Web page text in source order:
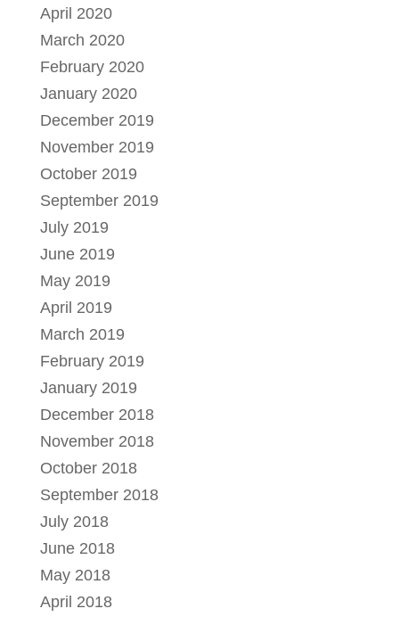
April 2020
March 2020
February 2020
January 2020
December 2019
November 2019
October 2019
September 2019
July 2019
June 2019
May 2019
April 2019
March 2019
February 2019
January 2019
December 2018
November 2018
October 2018
September 2018
July 2018
June 2018
May 2018
April 2018